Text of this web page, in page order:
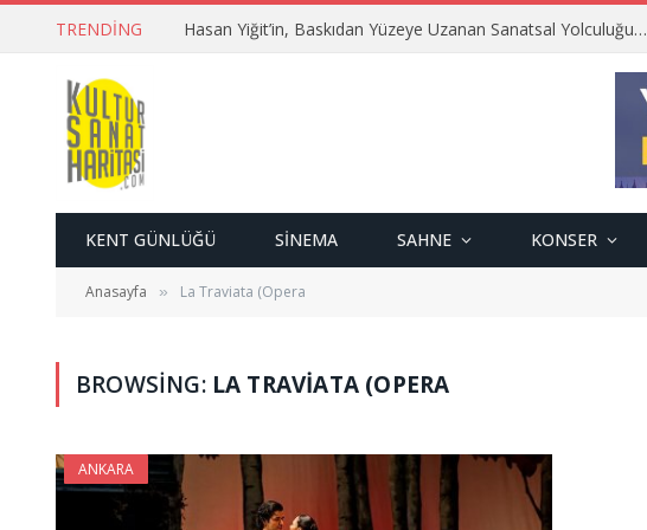
TRENDING Hasan Yiğit’in, Baskıdan Yüzeye Uzanan Sanatsal Yolculuğu…
KENT GÜNLÜĞÜ SINEMA SAHNE KONSER
Anasayfa » La Traviata (Opera
BROWSING: LA TRAVIATA (OPERA
ANKARA